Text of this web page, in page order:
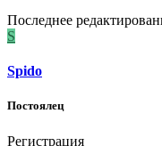
Последнее
S
Spido
Постоялец
Регистрация